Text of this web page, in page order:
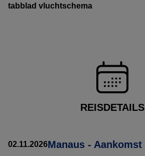
tabblad vluchtschema
REISDETAILS
02.11.2026Manaus - Aankomst